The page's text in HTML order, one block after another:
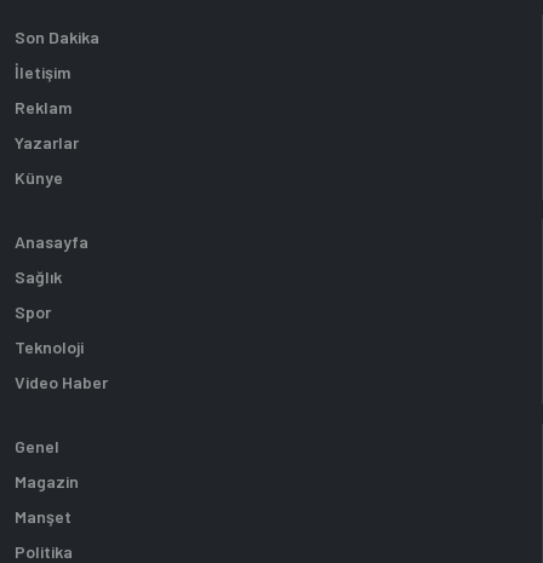
Son Dakika
İletişim
Reklam
Yazarlar
Künye
Anasayfa
Sağlık
Spor
Teknoloji
Video Haber
Genel
Magazin
Manşet
Politika